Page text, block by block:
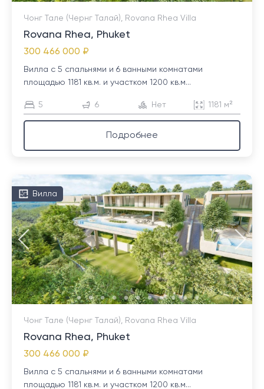
Чонг Тале (Чернг Талай), Rovana Rhea Villa
Rovana Rhea, Phuket
300 466 000 ₽
Вилла с 5 спальнями и 6 ванными комнатами
площадью 1181 кв.м. и участком 1200 кв.м...
5 6 Нет 1181 м²
Подробнее
Вилла
Чонг Тале (Чернг Талай), Rovana Rhea Villa
Rovana Rhea, Phuket
300 466 000 ₽
Вилла с 5 спальнями и 6 ванными комнатами
площадью 1181 кв.м. и участком 1200 кв.м...